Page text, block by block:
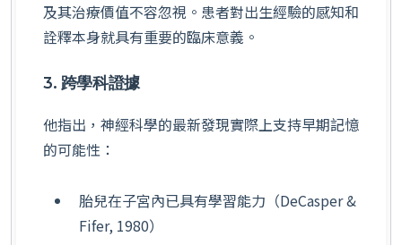
及其治療價值不容忽視。患者對出生經驗的感知和
詮釋本身就具有重要的臨床意義。
3. 跨學科證據
他指出，神經科學的最新發現實際上支持早期記憶
的可能性：
胎兒在子宮內已具有學習能力（DeCasper &
Fifer, 1980）